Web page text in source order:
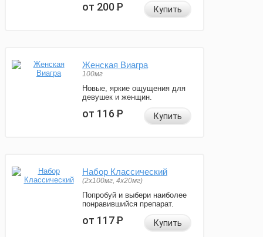
от 200Р Купить
Женская Виагра
100мг
Новые, яркие ощущения для
девушек и женщин.
от 116Р Купить
Набор Классический
(2x100мг, 4x20мг)
Попробуй и выбери наиболее
понравившийся препарат.
от 117Р Купить